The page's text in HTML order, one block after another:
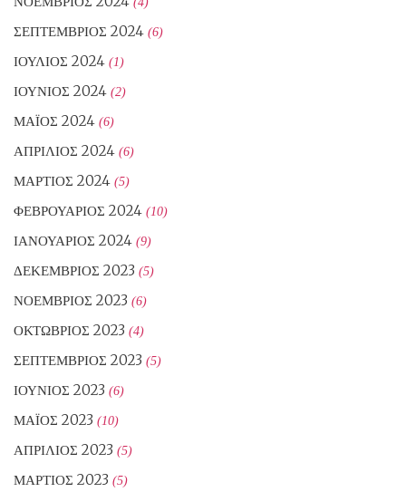
ΣΕΠΤΈΜΒΡΙΟΣ 2024 (6)
ΙΟΎΛΙΟΣ 2024 (1)
ΙΟΎΝΙΟΣ 2024 (2)
ΜΆΙΟΣ 2024 (6)
ΑΠΡΊΛΙΟΣ 2024 (6)
ΜΆΡΤΙΟΣ 2024 (5)
ΦΕΒΡΟΥΆΡΙΟΣ 2024 (10)
ΙΑΝΟΥΆΡΙΟΣ 2024 (9)
ΔΕΚΈΜΒΡΙΟΣ 2023 (5)
ΝΟΈΜΒΡΙΟΣ 2023 (6)
ΟΚΤΏΒΡΙΟΣ 2023 (4)
ΣΕΠΤΈΜΒΡΙΟΣ 2023 (5)
ΙΟΎΝΙΟΣ 2023 (6)
ΜΆΙΟΣ 2023 (10)
ΑΠΡΊΛΙΟΣ 2023 (5)
ΜΆΡΤΙΟΣ 2023 (5)